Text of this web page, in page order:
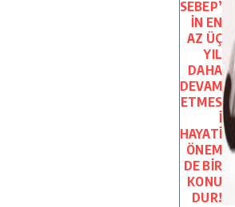
SEBEP’
İN EN
AZ ÜÇ
YIL
DAHA
DEVAM
ETMES
İ
HAYATİ
ÖNEM
DE BİR
KONU
DUR!